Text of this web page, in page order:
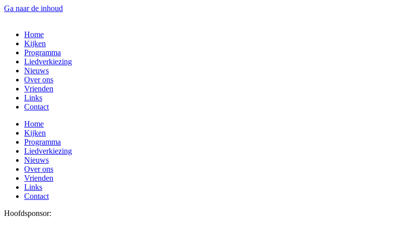
Ga naar de inhoud
Home
Kijken
Programma
Liedverkiezing
Nieuws
Over ons
Vrienden
Links
Contact
Home
Kijken
Programma
Liedverkiezing
Nieuws
Over ons
Vrienden
Links
Contact
Hoofdsponsor: